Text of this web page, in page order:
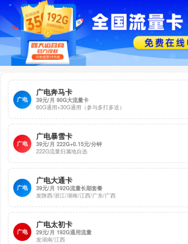
广电
广电奔马卡
39元/月 90G大流量卡
60G通用+30G通用（参与多打多送）
广电
广电暴雪卡
39元/月 222G+0.15元/分钟
222G流量归属地自选
广电
广电大通卡
39元/月 192G流量长期套餐
发陕西/浙江/湖南/江西/广东/广西
广电
广电太初卡
29元/月 192G通用流量
发湖南/江西